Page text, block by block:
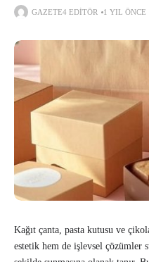
GAZETE4 EDITÖR 1 YIL ÖNCE
Kağıt çanta, pasta kutusu ve
estetik hem de işlevsel